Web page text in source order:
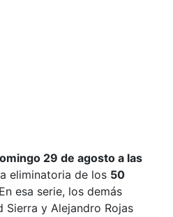
29 de agosto a las
eliminatoria de los 50
esa serie, los demás
y Alejandro Rojas